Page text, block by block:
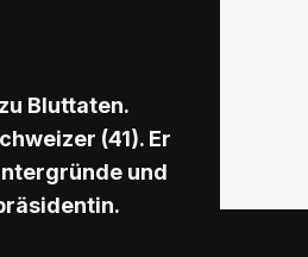
Bluttaten.
(41). Er
und